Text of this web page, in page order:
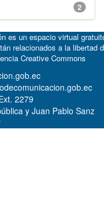
2
es un espacio virtual
relacionados a la libertad
Creative Commons
2279
y Juan Pablo Sanz